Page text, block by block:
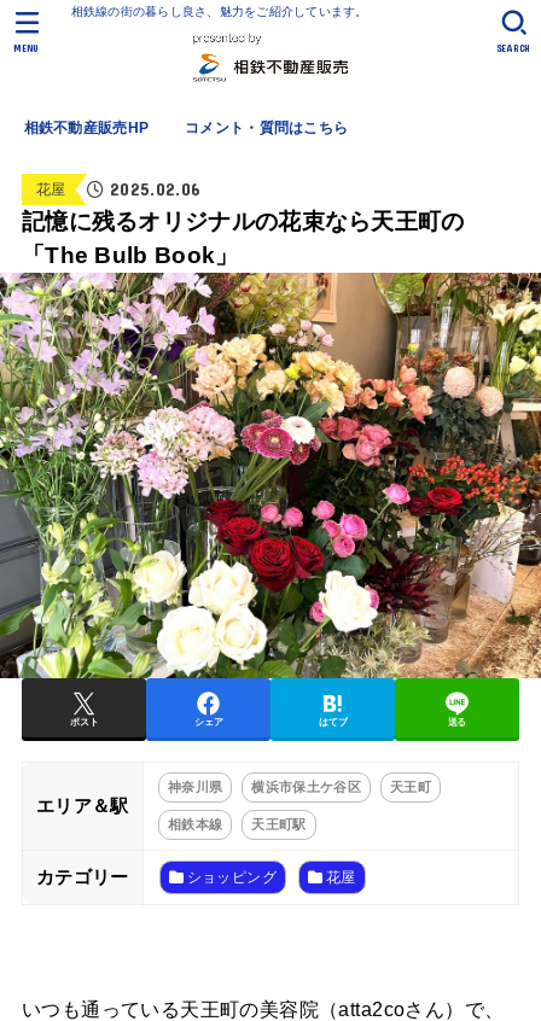
相鉄線の街の暮らし良さ、魅力をご紹介しています。
相鉄不動産販売HP コメント・質問はこちら
SEARCH
MENU
花屋 2025.02.06
記憶に残るオリジナルの花束なら天王町の
「The Bulb Book」
ポスト シェア はてブ 送る
エリア＆駅
神奈川県 横浜市保土ケ谷区 天王町
相鉄本線 天王町駅
カテゴリー ショッピング 花屋
いつも通っている天王町の美容院（atta2coさん）で、